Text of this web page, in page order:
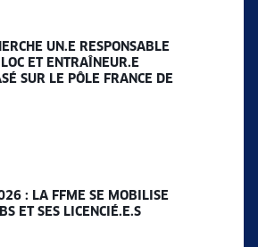
UN.E RESPONSABLE
ET ENTRAÎNEUR.E
SUR LE PÔLE FRANCE DE
: LA FFME SE MOBILISE
ET SES LICENCIÉ.E.S